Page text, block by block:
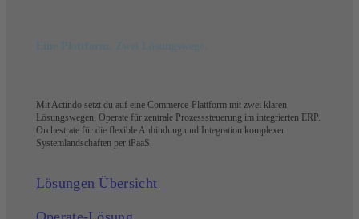
Mit Actindo setzt du auf eine Commerce-Plattform mit zwei klaren
Lösungswegen: Operate für zentrale Prozesssteuerung im integrierten ERP.
Orchestrate für die flexible Anbindung und Integration komplexer
Systemlandschaften per iPaaS.
Lösungen Übersicht